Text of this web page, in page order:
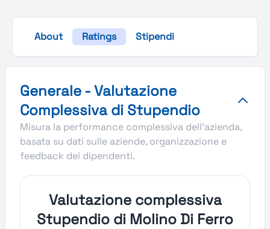
About Ratings Stipendi
Generale - Valutazione
Complessiva di Stupendio
Misura la performance complessiva dell'azienda,
basata su dati sulle aziende, organizzazione e
feedback dei dipendenti.
Valutazione complessiva
Stupendio di Molino Di Ferro